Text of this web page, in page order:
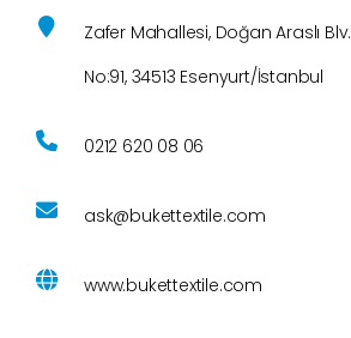
Zafer Mahallesi, Doğan Araslı Blv.
No:91, 34513 Esenyurt/İstanbul
0212 620 08 06
ask@bukettextile.com
www.bukettextile.com